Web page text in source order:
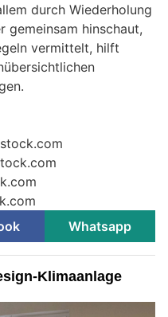
durch Wiederholung
gemeinsam hinschaut,
vermittelt, hilft
Whatsapp
Klimaanlage